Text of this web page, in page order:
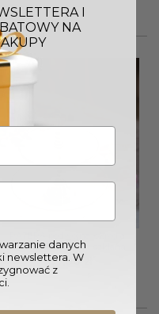
złote wykończenia, szklana
299,00
I
NA
danych
newslettera. W
z